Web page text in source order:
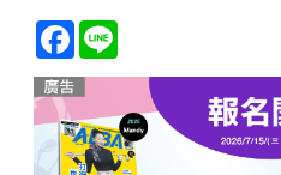
Facebook